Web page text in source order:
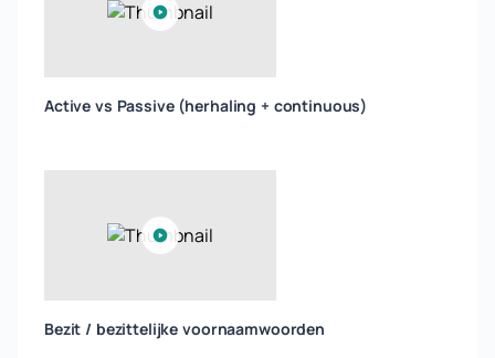
Active vs Passive (herhaling + continuous)
Bezit / bezittelijke voornaamwoorden